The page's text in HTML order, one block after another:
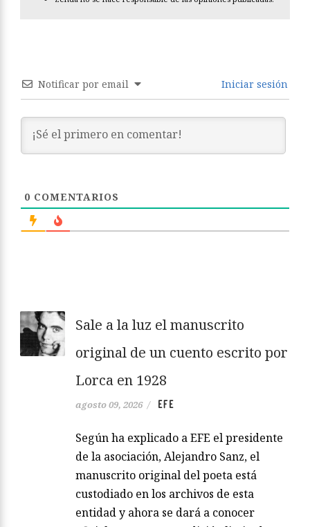
Notificar por email Iniciar sesión
0 COMENTARIOS
Sale a la luz el manuscrito
original de un cuento escrito por
Lorca en 1928
agosto 09, 2026 / EFE
Según ha explicado a EFE el presidente
de la asociación, Alejandro Sanz, el
manuscrito original del poeta está
custodiado en los archivos de esta
entidad y ahora se dará a conocer